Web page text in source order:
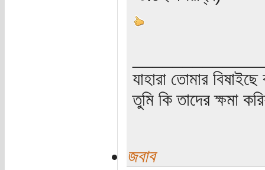
যাহারা তোমার
তুমি কি তাদের ক্ষমা
জবাব